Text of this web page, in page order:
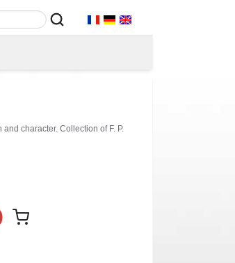
character. Collection of F. P.